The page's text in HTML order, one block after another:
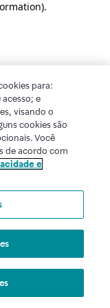
.
para:
e
visando o
cookies são
Você
de acordo com
e